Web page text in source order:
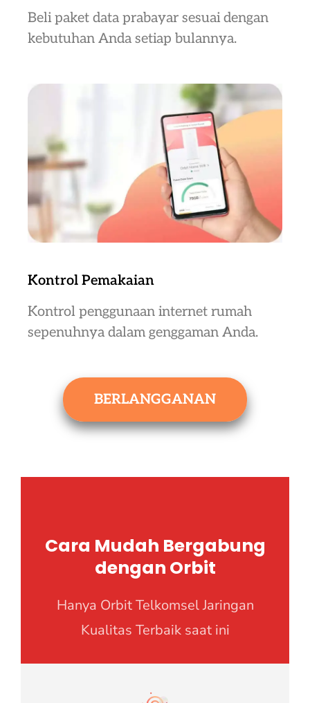
Beli paket data prabayar sesuai dengan
kebutuhan Anda setiap bulannya.
Kontrol Pemakaian
Kontrol penggunaan internet rumah
sepenuhnya dalam genggaman Anda.
BERLANGGANAN
Cara Mudah Bergabung
dengan Orbit
Hanya Orbit Telkomsel Jaringan
Kualitas Terbaik saat ini